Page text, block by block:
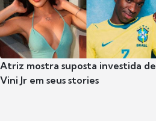
Atriz mostra suposta investida de
Vini Jr em seus stories